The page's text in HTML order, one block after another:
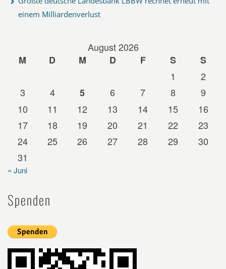
einem Milliardenverlust
August 2026
M
D M D F S
S
1
2
3
4 5 6 7 8
9
10
11 12 13 14 15
16
17
18 19 20 21 22
23
24
25 26 27 28 29
30
31
« Juni
Spenden